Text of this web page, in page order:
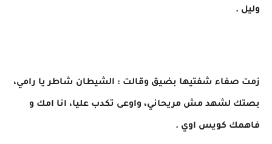
وليل .
زمت صفاء شفتيها بضيق وقالت : الشيطان شاطر يا رامي،
بصتك لشهد مش مريحاني، واوعى تكدب عليا، انا امك و
فاهمك كويس اوي .